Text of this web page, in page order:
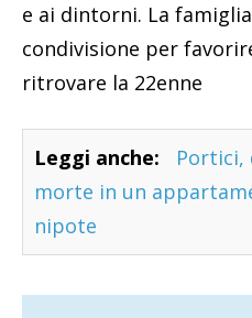
e ai dintorni. La
condivisione per
ritrovare la 22enne
Leggi anche:
Portici,
morte in un
nipote